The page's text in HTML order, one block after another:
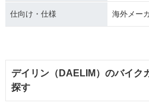
仕向け・仕様 海外メー
デイリン（DAELIM）のバイク
探す